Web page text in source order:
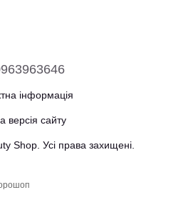
інформація
версія сайту
Shop. Усі права захищені.